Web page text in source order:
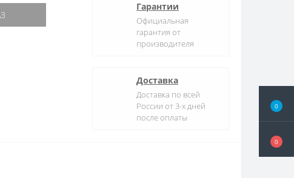
0
0
Гарантии
Официальная
гарантия от
производителя
Доставка
Доставка по всей
России от 3-х дней
после оплаты